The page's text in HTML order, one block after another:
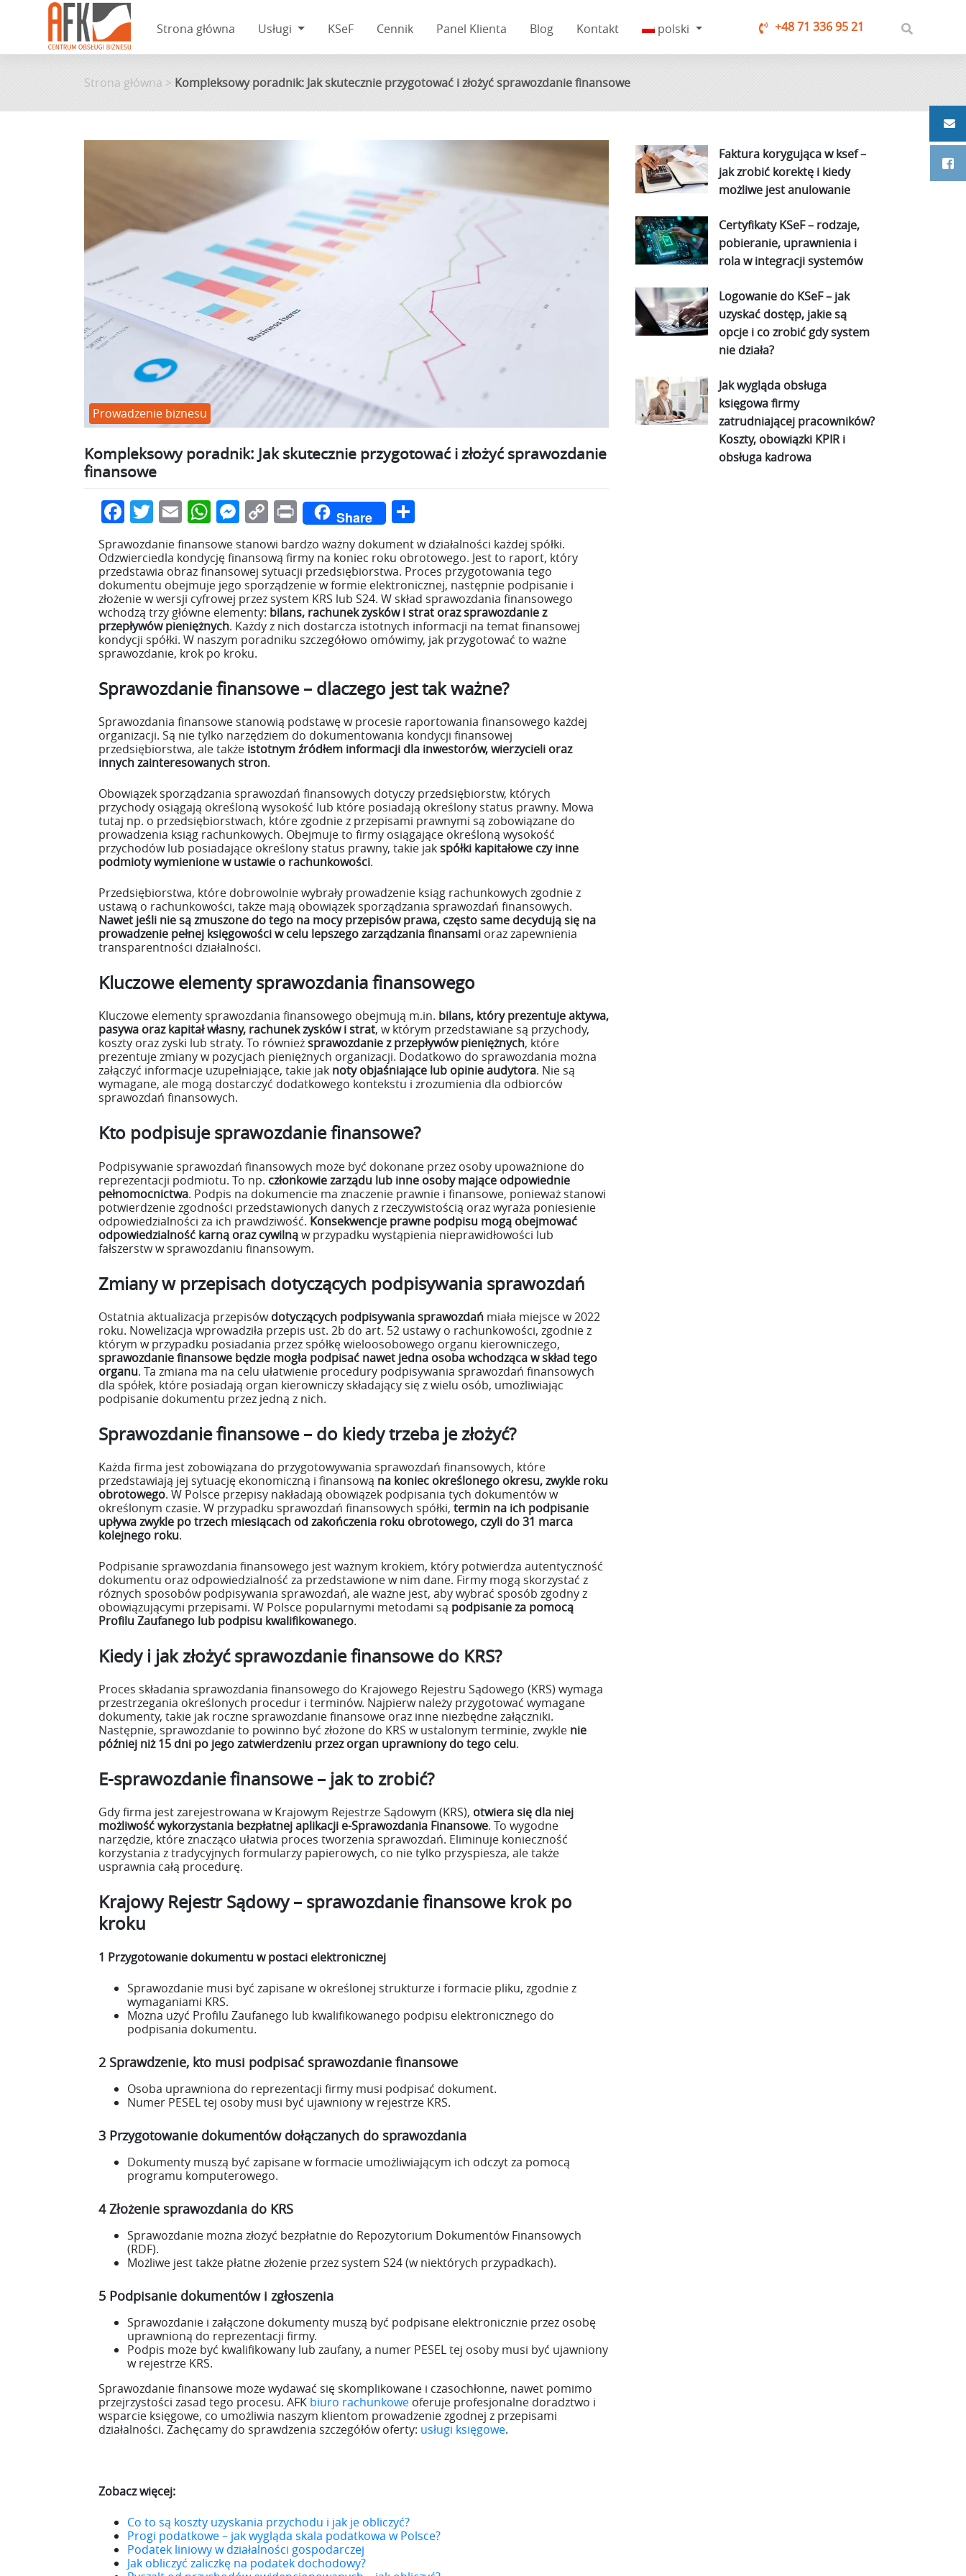
Skip
to
Strona główna Usługi KSeF Cennik Panel Klienta Blog Kontakt polski +48 71 336 95 21
Strona główna > Kompleksowy poradnik: Jak skutecznie przygotować i złożyć sprawozdanie finansowe
Prowadzenie biznesu
Kompleksowy poradnik: Jak skutecznie przygotować i złożyć sprawozdanie
finansowe
Facebook
Twitter
EmailWhatsApp
Messenger
Copy
Link
PrintShare
się
Sprawozdanie finansowe stanowi bardzo ważny dokument w działalności każdej spółki.
Odzwierciedla kondycję finansową firmy na koniec roku obrotowego. Jest to raport, który
przedstawia obraz finansowej sytuacji przedsiębiorstwa. Proces przygotowania tego
dokumentu obejmuje jego sporządzenie w formie elektronicznej, następnie podpisanie i
złożenie w wersji cyfrowej przez system KRS lub S24. W skład sprawozdania finansowego
wchodzą trzy główne elementy: bilans, rachunek zysków i strat oraz sprawozdanie z
przepływów pieniężnych. Każdy z nich dostarcza istotnych informacji na temat finansowej
kondycji spółki. W naszym poradniku szczegółowo omówimy, jak przygotować to ważne
sprawozdanie, krok po kroku.
Sprawozdanie finansowe – dlaczego jest tak ważne?
Sprawozdania finansowe stanowią podstawę w procesie raportowania finansowego każdej
organizacji. Są nie tylko narzędziem do dokumentowania kondycji finansowej
przedsiębiorstwa, ale także istotnym źródłem informacji dla inwestorów, wierzycieli oraz
innych zainteresowanych stron.
Obowiązek sporządzania sprawozdań finansowych dotyczy przedsiębiorstw, których
przychody osiągają określoną wysokość lub które posiadają określony status prawny. Mowa
tutaj np. o przedsiębiorstwach, które zgodnie z przepisami prawnymi są zobowiązane do
prowadzenia ksiąg rachunkowych. Obejmuje to firmy osiągające określoną wysokość
przychodów lub posiadające określony status prawny, takie jakspółki kapitałowe czy inne
podmioty wymienione w ustawie o rachunkowości.
Przedsiębiorstwa, które dobrowolnie wybrały prowadzenie ksiąg rachunkowych zgodnie z
ustawą o rachunkowości, także mają obowiązek sporządzania sprawozdań finansowych.
Nawet jeśli nie są zmuszone do tego na mocy przepisów prawa, często same decydują się na
prowadzenie pełnej księgowości w celu lepszego zarządzania finansami oraz zapewnienia
transparentności działalności.
Kluczowe elementy sprawozdania finansowego
Kluczowe elementy sprawozdania finansowego obejmują m.in. bilans, który prezentuje aktywa,
pasywa oraz kapitał własny, rachunek zysków i strat, w którym przedstawiane są przychody,
koszty oraz zyski lub straty. To równieżsprawozdanie z przepływów pieniężnych, które
prezentuje zmiany w pozycjach pieniężnych organizacji. Dodatkowo do sprawozdania można
załączyć informacje uzupełniające, takie jak noty objaśniające lub opinie audytora. Nie są
wymagane, ale mogą dostarczyć dodatkowego kontekstu i zrozumienia dla odbiorców
sprawozdań finansowych.
Kto podpisuje sprawozdanie finansowe?
Podpisywanie sprawozdań finansowych może być dokonane przez osoby upoważnione do
reprezentacji podmiotu. To np. członkowie zarządu lub inne osoby mające odpowiednie
pełnomocnictwa. Podpis na dokumencie ma znaczenie prawnie i finansowe, ponieważ stanowi
potwierdzenie zgodności przedstawionych danych z rzeczywistością oraz wyraża poniesienie
odpowiedzialności za ich prawdziwość. Konsekwencje prawne podpisu mogą obejmować
odpowiedzialność karną oraz cywilnąw przypadku wystąpienia nieprawidłowości lub
fałszerstw w sprawozdaniu finansowym.
Zmiany w przepisach dotyczących podpisywania sprawozdań
Ostatnia aktualizacja przepisówdotyczących podpisywania sprawozdań miała miejsce w 2022
roku. Nowelizacja wprowadziła przepis ust. 2b do art. 52 ustawy o rachunkowości, zgodnie z
którym w przypadku posiadania przez spółkę wieloosobowego organu kierowniczego,
sprawozdanie finansowe będzie mogła podpisać nawet jedna osoba wchodząca w skład tego
organu. Ta zmiana ma na celu ułatwienie procedury podpisywania sprawozdań finansowych
dla spółek, które posiadają organ kierowniczy składający się z wielu osób, umożliwiając
podpisanie dokumentu przez jedną z nich.
Sprawozdanie finansowe – do kiedy trzeba je złożyć?
Każda firma jest zobowiązana do przygotowywania sprawozdań finansowych, które
przedstawiają jej sytuację ekonomiczną i finansową na koniec określonego okresu, zwykle roku
obrotowego. W Polsce przepisy nakładają obowiązek podpisania tych dokumentów w
określonym czasie. W przypadku sprawozdań finansowych spółki, termin na ich podpisanie
upływa zwykle po trzech miesiącach od zakończenia roku obrotowego, czyli do 31 marca
kolejnego roku.
Podpisanie sprawozdania finansowego jest ważnym krokiem, który potwierdza autentyczność
dokumentu oraz odpowiedzialność za przedstawione w nim dane. Firmy mogą skorzystać z
różnych sposobów podpisywania sprawozdań, ale ważne jest, aby wybrać sposób zgodny z
obowiązującymi przepisami. W Polsce popularnymi metodami są podpisanie za pomocą
Profilu Zaufanego lub podpisu kwalifikowanego.
Kiedy i jak złożyć sprawozdanie finansowe do KRS?
Proces składania sprawozdania finansowego do Krajowego Rejestru Sądowego (KRS) wymaga
przestrzegania określonych procedur i terminów. Najpierw należy przygotować wymagane
dokumenty, takie jak roczne sprawozdanie finansowe oraz inne niezbędne załączniki.
Następnie, sprawozdanie to powinno być złożone do KRS w ustalonym terminie, zwykle nie
później niż 15 dni po jego zatwierdzeniu przez organ uprawniony do tego celu.
E-sprawozdanie finansowe – jak to zrobić?
Gdy firma jest zarejestrowana w Krajowym Rejestrze Sądowym (KRS), otwiera się dla niej
możliwość wykorzystania bezpłatnej aplikacji e-Sprawozdania Finansowe. To wygodne
narzędzie, które znacząco ułatwia proces tworzenia sprawozdań. Eliminuje konieczność
korzystania z tradycyjnych formularzy papierowych, co nie tylko przyspiesza, ale także
usprawnia całą procedurę.
Krajowy Rejestr Sądowy – sprawozdanie finansowe krok po
kroku
1 Przygotowanie dokumentu w postaci elektronicznej
Sprawozdanie musi być zapisane w określonej strukturze i formacie pliku, zgodnie z
wymaganiami KRS.
Można użyć Profilu Zaufanego lub kwalifikowanego podpisu elektronicznego do
podpisania dokumentu.
2 Sprawdzenie, kto musi podpisać sprawozdanie finansowe
Osoba uprawniona do reprezentacji firmy musi podpisać dokument.
Numer PESEL tej osoby musi być ujawniony w rejestrze KRS.
3 Przygotowanie dokumentów dołączanych do sprawozdania
Dokumenty muszą być zapisane w formacie umożliwiającym ich odczyt za pomocą
programu komputerowego.
4 Złożenie sprawozdania do KRS
Sprawozdanie można złożyć bezpłatnie do Repozytorium Dokumentów Finansowych
(RDF).
Możliwe jest także płatne złożenie przez system S24 (w niektórych przypadkach).
5 Podpisanie dokumentów i zgłoszenia
Sprawozdanie i załączone dokumenty muszą być podpisane elektronicznie przez osobę
uprawnioną do reprezentacji firmy.
Podpis może być kwalifikowany lub zaufany, a numer PESEL tej osoby musi być ujawniony
w rejestrze KRS.
Sprawozdanie finansowe może wydawać się skomplikowane i czasochłonne, nawet pomimo
przejrzystości zasad tego procesu. AFK biuro rachunkowe oferuje profesjonalne doradztwo i
wsparcie księgowe, co umożliwia naszym klientom prowadzenie zgodnej z przepisami
działalności. Zachęcamy do sprawdzenia szczegółów oferty: usługi księgowe.
Zobacz więcej:
Co to są koszty uzyskania przychodu i jak je obliczyć?
Progi podatkowe – jak wygląda skala podatkowa w Polsce?
Podatek liniowy w działalności gospodarczej
Jak obliczyć zaliczkę na podatek dochodowy?
Faktura korygująca w ksef –
jak zrobić korektę i kiedy
możliwe jest anulowanie
Certyfikaty KSeF – rodzaje,
pobieranie, uprawnienia i
rola w integracji systemów
Logowanie do KSeF – jak
uzyskać dostęp, jakie są
opcje i co zrobić gdy system
nie działa?
Jak wygląda obsługa
księgowa firmy
zatrudniającej pracowników?
Koszty, obowiązki KPIR i
obsługa kadrowa